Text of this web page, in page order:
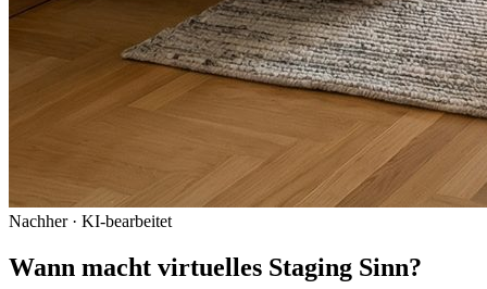
Nachher · KI-bearbeitet
Wann macht virtuelles Staging Sinn?